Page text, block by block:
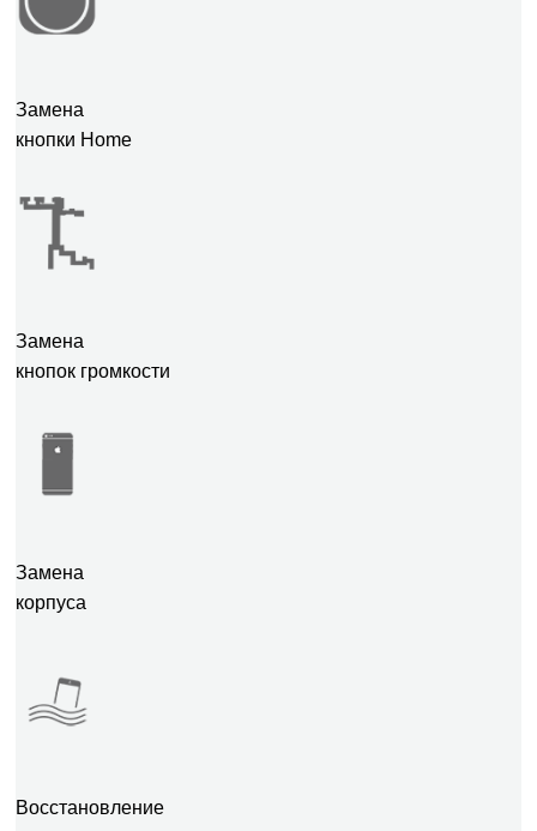
Замена
кнопки Home
Замена
кнопок громкости
Замена
корпуса
Восстановление